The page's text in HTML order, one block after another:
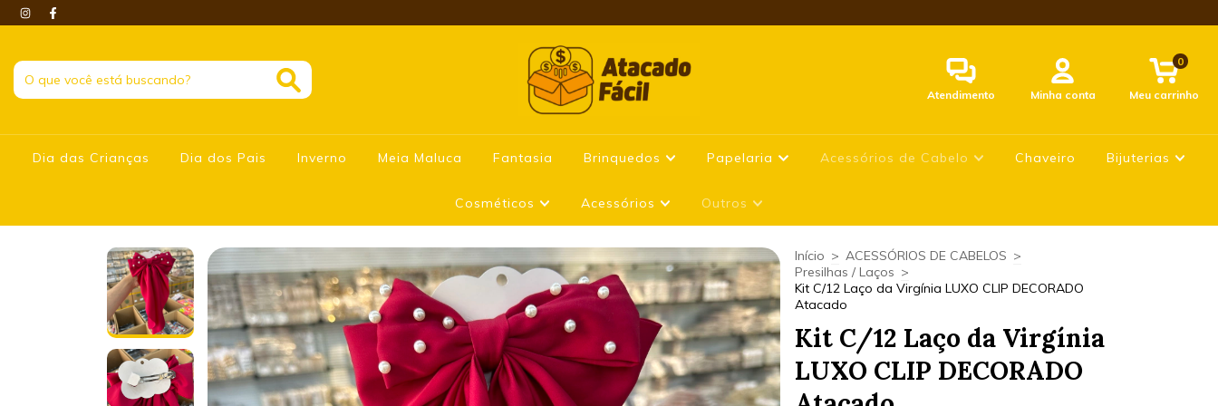
Atendimento Minha conta Meu carrinho
0
Dia das Crianças Dia dos Pais Inverno Meia Maluca Fantasia Brinquedos Papelaria Acessórios de Cabelo Chaveiro Bijuterias
Cosméticos Acessórios Outros
Início > ACESSÓRIOS DE CABELOS >
Presilhas / Laços >
Kit C/12 Laço da Virgínia LUXO CLIP DECORADO
Atacado
Kit C/12 Laço da Virgínia
LUXO CLIP DECORADO